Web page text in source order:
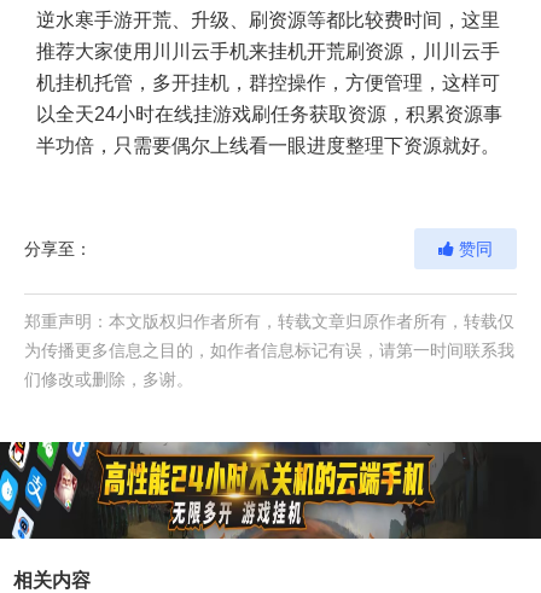
逆水寒手游开荒、升级、刷资源等都比较费时间，这里
推荐大家使用 川川云手机来挂机开荒刷资源，川川云手
机挂机托管，多开挂机，群控操作，方便管理，这样可
以全天24小时在线挂游戏刷任务获取资源，积累资源事
半功倍，只需要偶尔上线看一眼进度整理下资源就好。
赞同
分享至：
郑重声明：本文版权归作者所有，转载文章归原作者所有，转载仅
为传播更多信息之目的，如作者信息标记有误，请第一时间联系我
们修改或删除，多谢。
相关内容